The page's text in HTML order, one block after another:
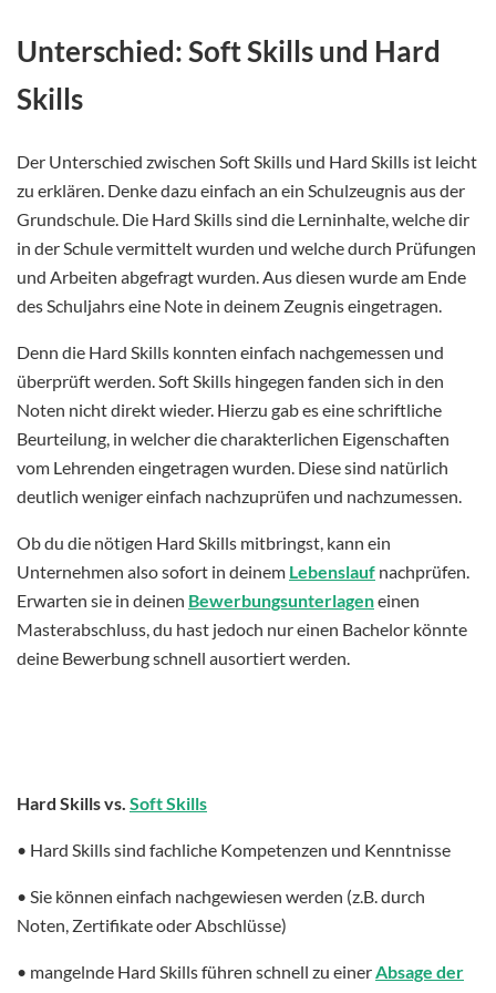
Unterschied: Soft Skills und Hard
Skills
Der Unterschied zwischen Soft Skills und Hard Skills ist leicht
zu erklären. Denke dazu einfach an ein Schulzeugnis aus der
Grundschule. Die Hard Skills sind die Lerninhalte, welche dir
in der Schule vermittelt wurden und welche durch Prüfungen
und Arbeiten abgefragt wurden. Aus diesen wurde am Ende
des Schuljahrs eine Note in deinem Zeugnis eingetragen.
Denn die Hard Skills konnten einfach nachgemessen und
überprüft werden. Soft Skills hingegen fanden sich in den
Noten nicht direkt wieder. Hierzu gab es eine schriftliche
Beurteilung, in welcher die charakterlichen Eigenschaften
vom Lehrenden eingetragen wurden. Diese sind natürlich
deutlich weniger einfach nachzuprüfen und nachzumessen.
Ob du die nötigen Hard Skills mitbringst, kann ein
Unternehmen also sofort in deinem Lebenslauf nachprüfen.
Erwarten sie in deinen Bewerbungsunterlageneinen
Masterabschluss, du hast jedoch nur einen Bachelor könnte
deine Bewerbung schnell ausortiert werden.
Hard Skills vs. Soft Skills
• Hard Skills sind fachliche Kompetenzen und Kenntnisse
• Sie können einfach nachgewiesen werden (z.B. durch
Noten, Zertifikate oder Abschlüsse)
• mangelnde Hard Skills führen schnell zu einer Absage der